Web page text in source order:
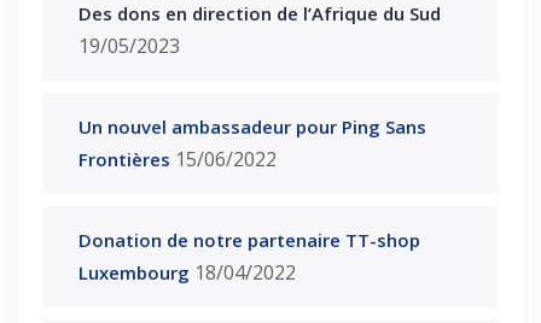
Des dons en direction de l’Afrique du Sud
19/05/2023
Un nouvel ambassadeur pour Ping Sans
Frontières 15/06/2022
Donation de notre partenaire TT-shop
Luxembourg 18/04/2022